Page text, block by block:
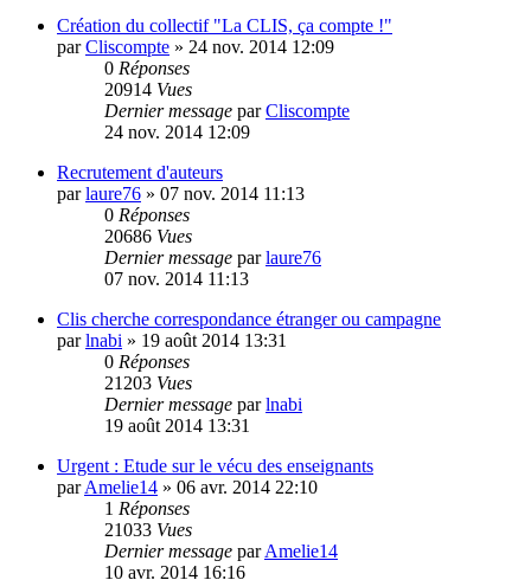
Création du collectif "La CLIS, ça compte !"
parCliscompte » 24 nov. 2014 12:09
0 Réponses
20914 Vues
Dernier message parCliscompte
24 nov. 2014 12:09
Recrutement d'auteurs
parlaure76 » 07 nov. 2014 11:13
0 Réponses
20686 Vues
Dernier message parlaure76
07 nov. 2014 11:13
Clis cherche correspondance étranger ou campagne
parlnabi » 19 août 2014 13:31
0 Réponses
21203 Vues
Dernier message parlnabi
19 août 2014 13:31
Urgent : Etude sur le vécu des enseignants
parAmelie14 » 06 avr. 2014 22:10
1 Réponses
21033 Vues
Dernier message parAmelie14
10 avr. 2014 16:16